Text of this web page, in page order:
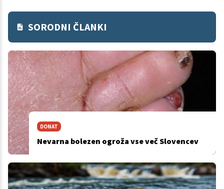
SORODNI ČLANKI
DONAT
Nevarna bolezen ogroža vse več Slovencev